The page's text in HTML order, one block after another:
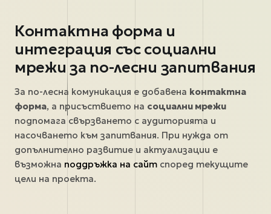
Контактна форма и
интеграция със социални
мрежи за по-лесни запитвания
За по-лесна комуникация е добавена контактна
форма, а присъствието на социални мрежи
подпомага свързването с аудиторията и
насочването към запитвания. При нужда от
допълнително развитие и актуализации е
възможна поддръжка на сайт според текущите
цели на проекта.